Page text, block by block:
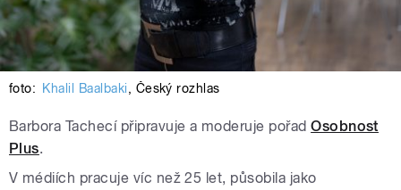
foto: Khalil Baalbaki, Český rozhlas
Barbora Tachecí připravuje a moderuje pořadOsobnost
Plus.
V médiích pracuje víc než 25 let, působila jako